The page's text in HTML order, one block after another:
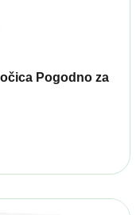
Pogodno za